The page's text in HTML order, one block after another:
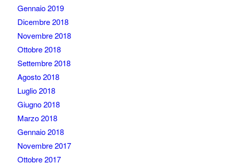
Gennaio 2019
Dicembre 2018
Novembre 2018
Ottobre 2018
Settembre 2018
Agosto 2018
Luglio 2018
Giugno 2018
Marzo 2018
Gennaio 2018
Novembre 2017
Ottobre 2017